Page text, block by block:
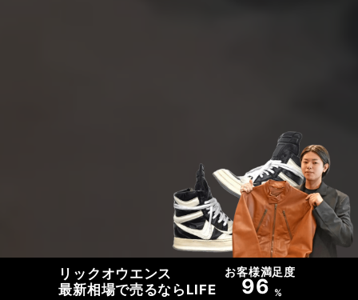
リックオウエンス
最新相場で売るならLIFE
お客様満足度
96 %